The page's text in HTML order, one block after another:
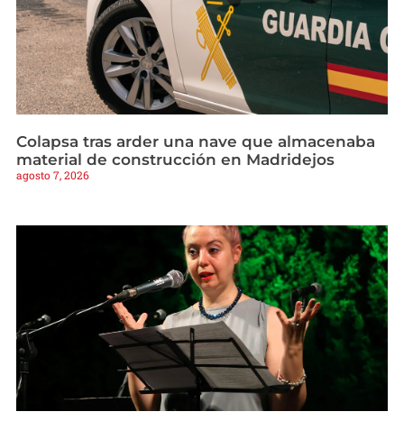
Colapsa tras arder una nave que almacenaba
material de construcción en Madridejos
agosto 7, 2026